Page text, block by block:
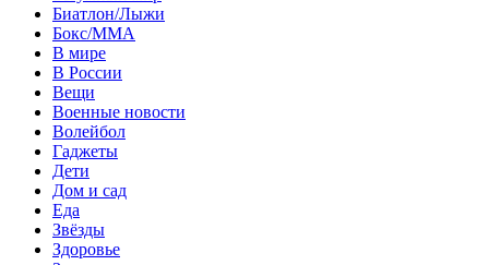
Биатлон/Лыжи
Бокс/MMA
В мире
В России
Вещи
Военные новости
Волейбол
Гаджеты
Дети
Дом и сад
Еда
Звёзды
Здоровье